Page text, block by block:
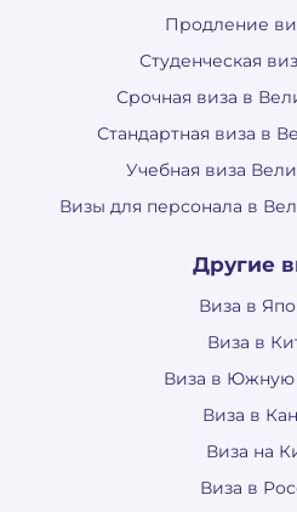
Продление
Студенческая
Срочная виза в
Стандартная виза в
Учебная виза
Визы для персонала в
Другие
Виза в
Виза в
Виза в
Виза в
Виза на
Виза в